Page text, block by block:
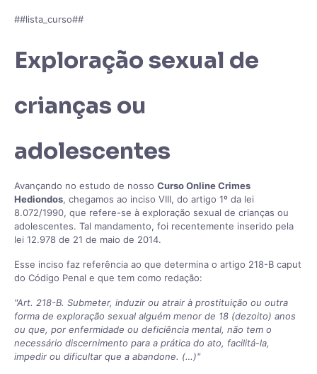
##lista_curso##
Exploração sexual de
crianças ou
adolescentes
Avançando no estudo de nosso Curso Online Crimes
Hediondos, chegamos ao inciso VIII, do artigo 1º da lei
8.072/1990, que refere-se à exploração sexual de crianças ou
adolescentes. Tal mandamento, foi recentemente inserido pela
lei 12.978 de 21 de maio de 2014.
Esse inciso faz referência ao que determina o artigo 218-B caput
do Código Penal e que tem como redação:
"Art. 218-B. Submeter, induzir ou atrair à prostituição ou outra
forma de exploração sexual alguém menor de 18 (dezoito) anos
ou que, por enfermidade ou deficiência mental, não tem o
necessário discernimento para a prática do ato, facilitá-la,
impedir ou dificultar que a abandone. (…)"